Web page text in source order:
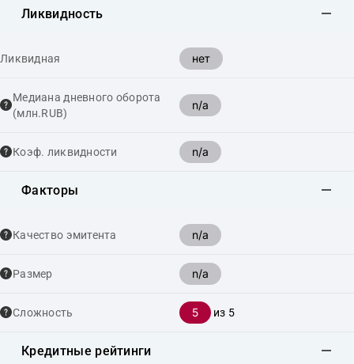
Ликвидность
Ликвидная нет
Медиана дневного оборота
(млн.RUB)
n/a
Коэф. ликвидности n/a
Факторы
Качество эмитента n/a
Размер n/a
Сложность 5 из 5
Кредитные рейтинги